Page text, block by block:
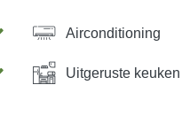
Airconditioning
Uitgeruste keuken